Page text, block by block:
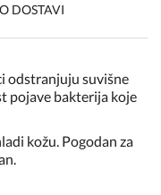
DOSTAVI
odstranjuju suvišne
pojave bakterija koje
kožu. Pogodan za